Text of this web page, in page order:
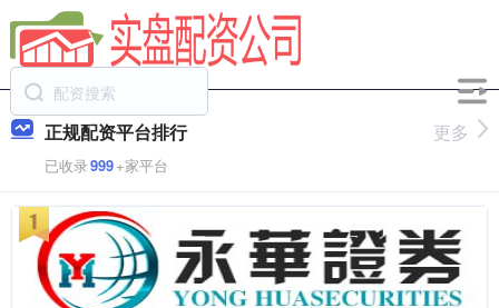
正规配资平台排行
已收录999+家平台
更多